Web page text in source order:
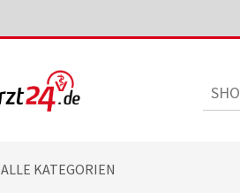
ALLE KATEGORIEN